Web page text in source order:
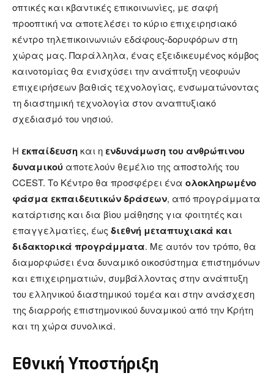
οπτικές και κβαντικές επικοινωνίες, με σαφή
προοπτική να αποτελέσει το κύριο επιχειρησιακό
κέντρο τηλεπικοινωνιών εδάφους-δορυφόρων στη
χώρας μας. Παράλληλα, ένας εξειδικευμένος κόμβος
καινοτομίας θα ενισχύσει την ανάπτυξη νεοφυών
επιχειρήσεων βαθιάς τεχνολογίας, ενσωματώνοντας
τη διαστημική τεχνολογία στον αναπτυξιακό
σχεδιασμό του νησιού.
Η εκπαίδευσηκαι η ενδυνάμωση του ανθρώπινου
δυναμικού αποτελούν θεμέλιο της αποστολής του
CCEST. Το Κέντρο θα προσφέρει ένα ολοκληρωμένο
φάσμα εκπαιδευτικών δράσεων, από προγράμματα
κατάρτισης και δια βίου μάθησης για φοιτητές και
επαγγελματίες, έως διεθνή μεταπτυχιακά και
διδακτορικά προγράμματα. Με αυτόν τον τρόπο, θα
διαμορφώσει ένα δυναμικό οικοσύστημα επιστημόνων
και επιχειρηματιών, συμβάλλοντας στην ανάπτυξη
του ελληνικού διαστημικού τομέα και στην ανάσχεση
της διαρροής επιστημονικού δυναμικού από την Κρήτη
και τη χώρα συνολικά.
Εθνική Υποστήριξη